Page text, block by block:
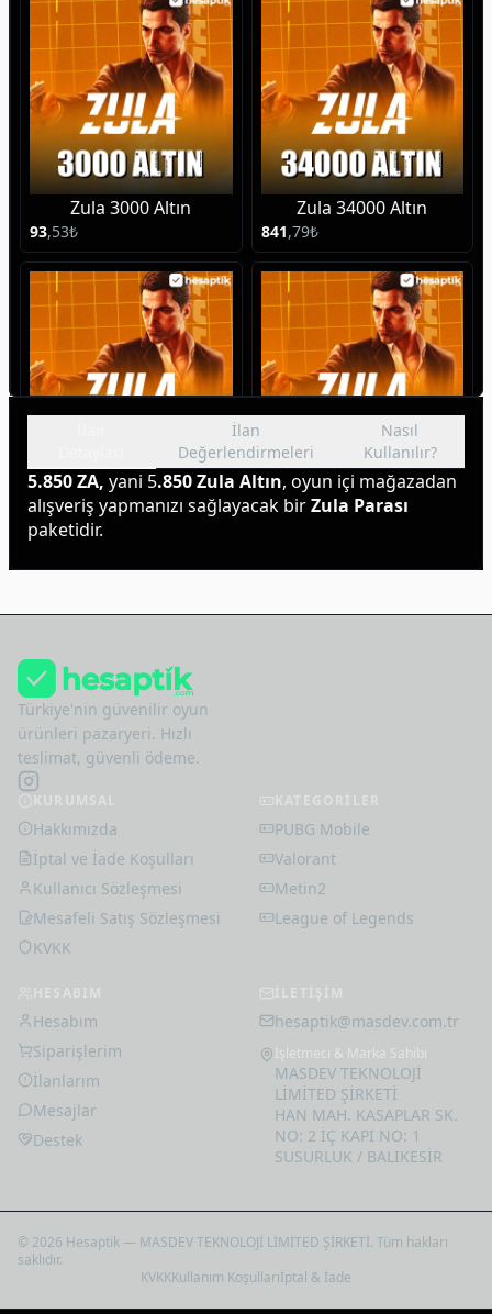
Zula 3000 Altın
93,53₺
Zula 34000 Altın
841,79₺
Zula 70000 Altın
1.683,57₺
Zula 150000 Altın
3.413,09₺
İlan
Değerlendirmeleri
Nasıl
Kullanılır?
5.850 ZA, yani 5.850 Zula Altın, oyun içi mağazadan
alışveriş yapmanızı sağlayacak bir
paketidir.
Türkiye'nin güvenilir oyun
ürünleri pazaryeri. Hızlı
teslimat, güvenli ödeme.
Hakkımızda
İptal ve İade Koşulları
Kullanıcı Sözleşmesi
Mesafeli Satış Sözleşmesi
KVKK
PUBG Mobile
Valorant
Metin2
League of Legends
Hesabım
Siparişlerim
İlanlarım
Mesajlar
Destek
hesaptik@masdev.com.tr
İşletmeci & Marka Sahibi
MASDEV TEKNOLOJİ
LİMİTED ŞİRKETİ
HAN MAH. KASAPLAR SK.
NO: 2 İÇ KAPI NO: 1
SUSURLUK / BALIKESİR
© 2026 Hesaptik — MASDEV TEKNOLOJİ LİMİTED ŞİRKETİ. Tüm hakları
saklıdır.
KVKKKullanım Koşullarıİptal & İade